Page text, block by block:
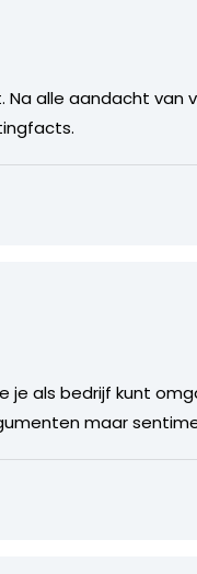
Na alle aandacht
je als bedrijf kunt
maar